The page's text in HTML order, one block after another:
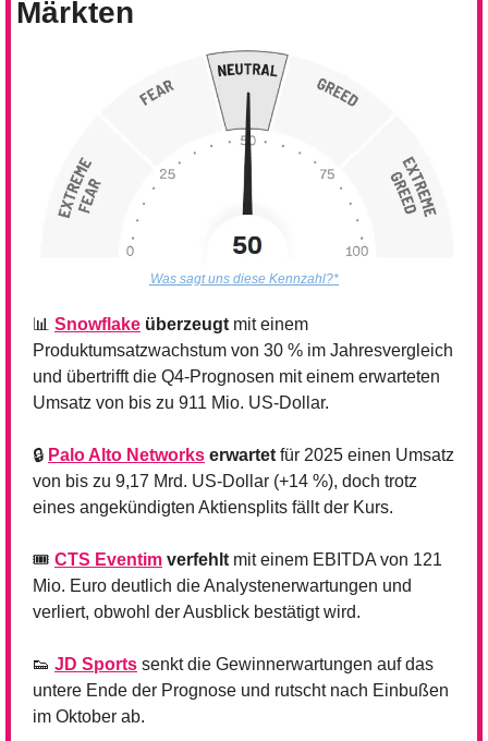
Märkten
Was sagt uns diese Kennzahl?*
📊 Snowflake überzeugt mit einem
Produktumsatzwachstum von 30 % im Jahresvergleich
und übertrifft die Q4-Prognosen mit einem erwarteten
Umsatz von bis zu 911 Mio. US-Dollar.
🔒 Palo Alto Networks erwartet für 2025 einen Umsatz
von bis zu 9,17 Mrd. US-Dollar (+14 %), doch trotz
eines angekündigten Aktiensplits fällt der Kurs.
🎟️ CTS Eventim verfehlt mit einem EBITDA von 121
Mio. Euro deutlich die Analystenerwartungen und
verliert, obwohl der Ausblick bestätigt wird.
👟 JD Sports senkt die Gewinnerwartungen auf das
untere Ende der Prognose und rutscht nach Einbußen
im Oktober ab.